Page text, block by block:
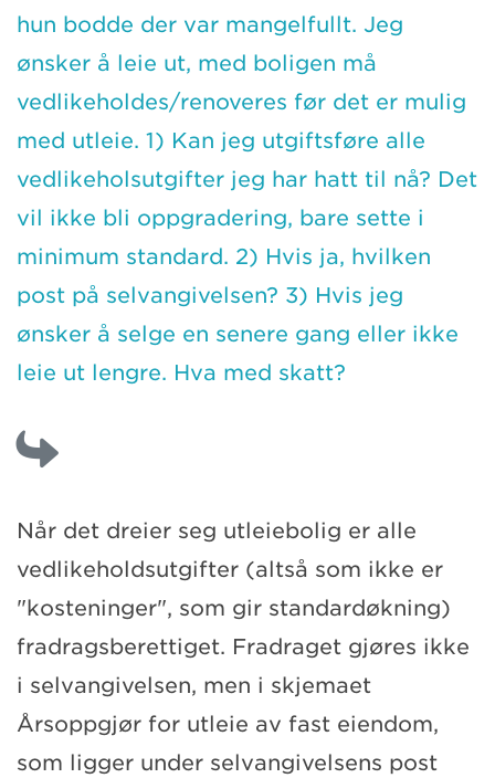
hun bodde der var mangelfullt. Jeg
ønsker å leie ut, med boligen må
vedlikeholdes/renoveres før det er mulig
med utleie. 1) Kan jeg utgiftsføre alle
vedlikeholsutgifter jeg har hatt til nå? Det
vil ikke bli oppgradering, bare sette i
minimum standard. 2) Hvis ja, hvilken
post på selvangivelsen? 3) Hvis jeg
ønsker å selge en senere gang eller ikke
leie ut lengre. Hva med skatt?
Når det dreier seg utleiebolig er alle
vedlikeholdsutgifter (altså som ikke er
"kosteninger", som gir standardøkning)
fradragsberettiget. Fradraget gjøres ikke
i selvangivelsen, men i skjemaet
Årsoppgjør for utleie av fast eiendom,
som ligger under selvangivelsens post